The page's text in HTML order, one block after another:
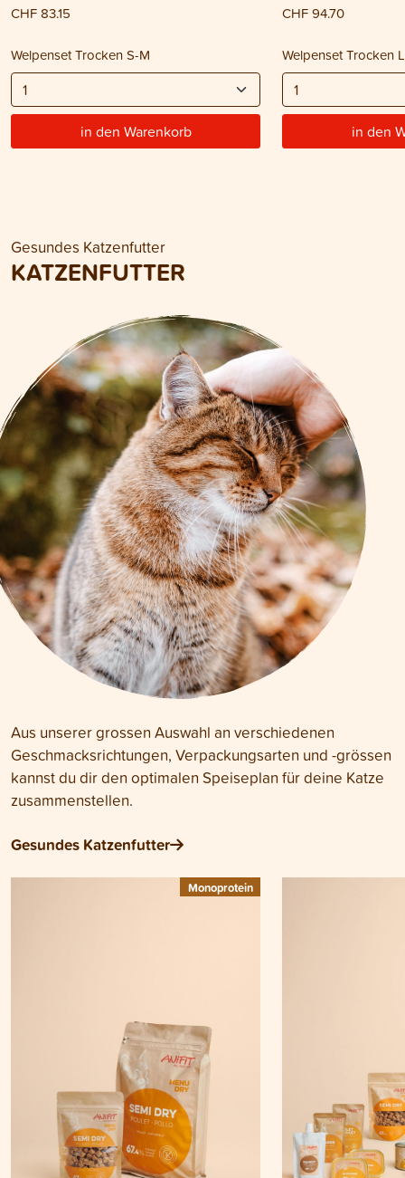
CHF 83.15
Welpenset Trocken S-M
in den Warenkorb
CHF 94.70
Welpenset Trocken
in den
Gesundes Katzenfutter
KATZENFUTTER
Aus unserer grossen Auswahl an verschiedenen
Geschmacksrichtungen, Verpackungsarten und -grössen
kannst du dir den optimalen Speiseplan für deine Katze
zusammenstellen.
Gesundes Katzenfutter
Monoprotein